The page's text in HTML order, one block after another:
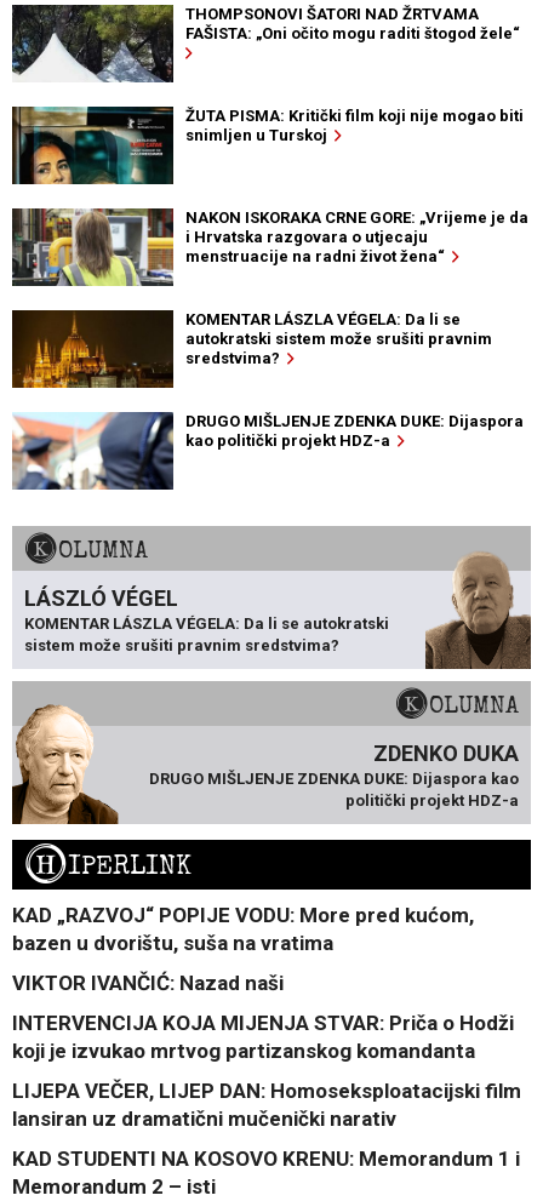
THOMPSONOVI ŠATORI NAD ŽRTVAMA
FAŠISTA: „Oni očito mogu raditi štogod žele“
ŽUTA PISMA: Kritički film koji nije mogao biti
snimljen u Turskoj
NAKON ISKORAKA CRNE GORE: „Vrijeme je da
i Hrvatska razgovara o utjecaju
menstruacije na radni život žena“
KOMENTAR LÁSZLA VÉGELA: Da li se
autokratski sistem može srušiti pravnim
sredstvima?
DRUGO MIŠLJENJE ZDENKA DUKE: Dijaspora
kao politički projekt HDZ-a
KOLUMNA
LÁSZLÓ VÉGEL
KOMENTAR LÁSZLA VÉGELA: Da li se autokratski
sistem može srušiti pravnim sredstvima?
KOLUMNA
ZDENKO DUKA
DRUGO MIŠLJENJE ZDENKA DUKE: Dijaspora kao
politički projekt HDZ-a
HIPERLINK
KAD „RAZVOJ“ POPIJE VODU: More pred kućom,
bazen u dvorištu, suša na vratima
VIKTOR IVANČIĆ: Nazad naši
INTERVENCIJA KOJA MIJENJA STVAR: Priča o Hodži
koji je izvukao mrtvog partizanskog komandanta
LIJEPA VEČER, LIJEP DAN: Homoseksploatacijski film
lansiran uz dramatični mučenički narativ
KAD STUDENTI NA KOSOVO KRENU: Memorandum 1 i
Memorandum 2 – isti